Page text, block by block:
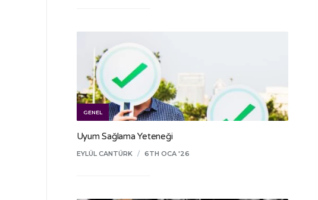
GENEL
Uyum Sağlama Yeteneği
EYLÜL CANTÜRK / 6TH OCA '26